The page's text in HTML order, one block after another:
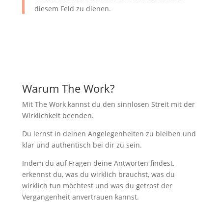
diesem Feld zu dienen.
Warum The Work?
Mit The Work kannst du den sinnlosen Streit mit der
Wirklichkeit beenden.
Du lernst in deinen Angelegenheiten zu bleiben und
klar und authentisch bei dir zu sein.
Indem du auf Fragen deine Antworten findest,
erkennst du, was du wirklich brauchst, was du
wirklich tun möchtest und was du getrost der
Vergangenheit anvertrauen kannst.